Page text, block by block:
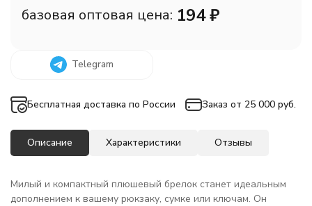
базовая оптовая цена: 194₽
Telegram
Бесплатная доставка по России Заказ от 25 000 руб.
Описание Характеристики Отзывы
Милый и компактный плюшевый брелок станет идеальным
дополнением к вашему рюкзаку, сумке или ключам. Он